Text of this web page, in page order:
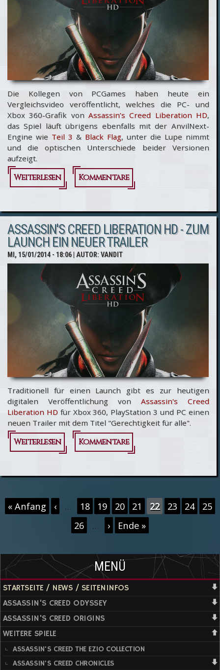
Die Kollegen von PCGames haben heute ein
Vergleichsvideo veröffentlicht, welches die PC- und
Xbox 360-Grafik von Assassin’s Creed Liberation HD,
das Spiel läuft übrigens ebenfalls mit der AnvilNext-
Engine wie Teil 3 & Black Flag, unter die Lupe nimmt
und die optischen Unterschiede beider Versionen
aufzeigt.
Weiterlesen
über Assassin’s
Liberation HD -
Vergleichsvideo
zeigt grafische
Unterschiede
von PC- & Xbox
360-Version
Kommentare
ASSASSIN'S CREED LIBERATION HD - ZUM
LAUNCH EIN NEUER TRAILER
MI, 15/01/2014 - 18:06| AUTOR:VANDIT
Traditionell für einen Launch gibt es zur heutigen
digitalen Veröffentlichung von Assassin's Creed
Liberation HDfür Xbox 360, PlayStation 3 und PC einen
neuen Trailer mit dem Titel "Gerechtigkeit für alle".
Weiterlesen
über
Creed
HD - Zum
Launch
Trailer
Kommentare
Seiten
« Anfang ‹ … 18 19 20 21 22 23 24
25
26
… › Ende »
MENÜ
STARTSEITE / NEWS / SEITENINFOS
ASSASSIN'S CREED ODYSSEY
ASSASSIN'S CREED ORIGINS
WEITERE SPIELE
ASSASSIN'S CREED THE EZIO COLLECTION
ASSASSIN'S CREED CHRONICLES